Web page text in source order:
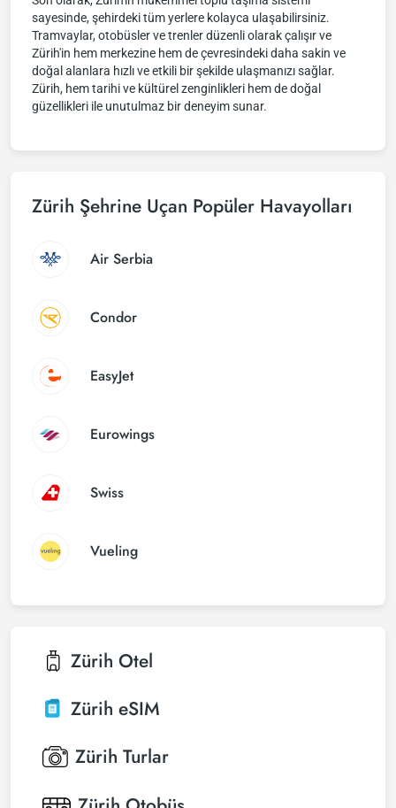
sayesinde, şehirdeki tüm yerlere kolayca ulaşabilirsiniz.
Tramvaylar, otobüsler ve trenler düzenli olarak çalışır ve
Zürih'in hem merkezine hem de çevresindeki daha sakin ve
doğal alanlara hızlı ve etkili bir şekilde ulaşmanızı sağlar.
Zürih, hem tarihi ve kültürel zenginlikleri hem de doğal
güzellikleri ile unutulmaz bir deneyim sunar.
Zürih Şehrine Uçan Popüler Havayolları
Air Serbia
Condor
EasyJet
Eurowings
Swiss
Vueling
Zürih Otel
Zürih eSIM
Zürih Turlar